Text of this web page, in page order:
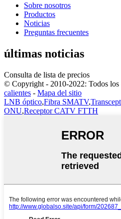
Sobre nosotros
Productos
Noticias
Preguntas frecuentes
últimas noticias
Consulta de lista de precios
© Copyright - 2010-2022: Todos los
calientes - Mapa del sitio
LNB óptico,Fibra SMATV,
ONU,Receptor CATV FTTH